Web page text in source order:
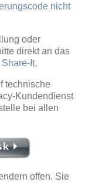
nicht
oder
direkt an das
It.
technische
Kundendienst
bei allen
offen. Sie